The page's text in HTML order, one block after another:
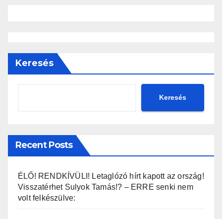
Keresés
Keresés
Recent Posts
ÉLŐ! RENDKÍVÜLI! Letaglózó hírt kapott az ország!
Visszatérhet Sulyok Tamás!? – ERRE senki nem
volt felkészülve: